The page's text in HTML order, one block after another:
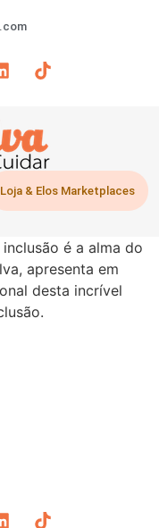
Loja & Elos Marketplaces
é a alma do
apresenta em
desta incrível